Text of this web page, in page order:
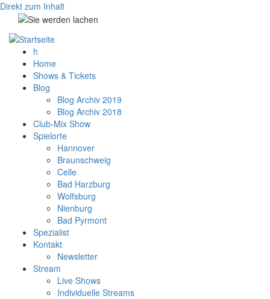
Direkt zum Inhalt
h
Home
Shows & Tickets
Blog
Blog Archiv 2019
Blog Archiv 2018
Club-Mix Show
Spielorte
Hannover
Braunschweig
Celle
Bad Harzburg
Wolfsburg
Nienburg
Bad Pyrmont
Spezialist
Kontakt
Newsletter
Stream
Live Shows
Individuelle Streams